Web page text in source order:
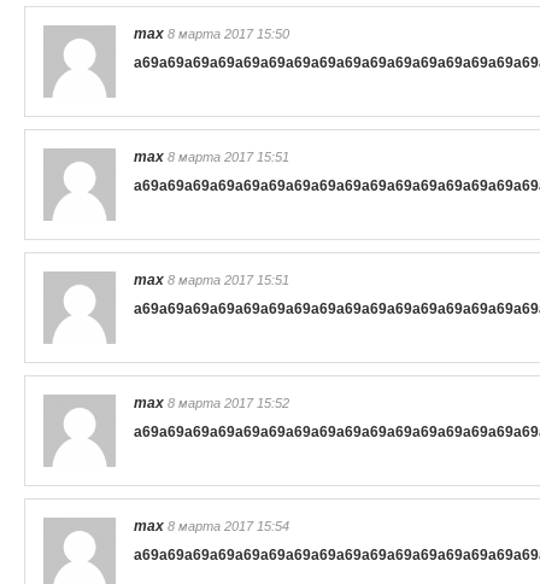
max 8 марта 2017 15:50
a69a69a69a69a69a69a69a69a69a69a69a69a69a69a69a69
max 8 марта 2017 15:51
a69a69a69a69a69a69a69a69a69a69a69a69a69a69a69a69
max 8 марта 2017 15:51
a69a69a69a69a69a69a69a69a69a69a69a69a69a69a69a69
max 8 марта 2017 15:52
a69a69a69a69a69a69a69a69a69a69a69a69a69a69a69a69
max 8 марта 2017 15:54
a69a69a69a69a69a69a69a69a69a69a69a69a69a69a69a69